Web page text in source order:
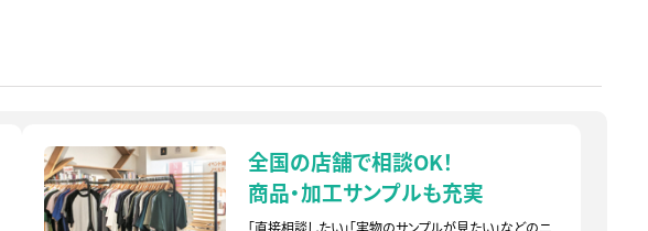
全国の店舗で相談OK！
商品・加工サンプルも充実
「直接相談したい」「実物のサンプルが見たい」などのニ